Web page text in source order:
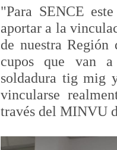
"Para SENCE
aportar a la
de nuestra
cupos que van a
soldadura tig mig
vincularse
través del MINVU